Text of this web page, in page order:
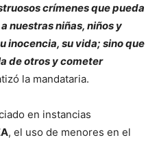
crímenes que pueda
nuestras niñas, niños y
inocencia, su vida; sino que
de otros y cometer
la mandataria.
en instancias
, el uso de menores en el